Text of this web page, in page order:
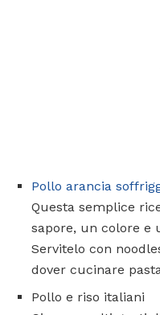
Pollo arancia
Questa semplice
sapore, un colore e
Servitelo con
dover cucinare
Pollo e riso italiani